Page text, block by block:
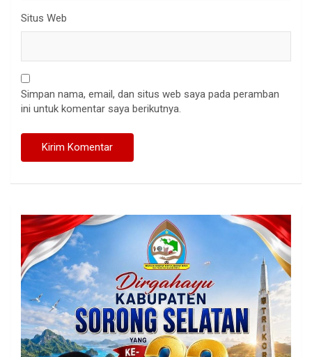
Situs Web
Simpan nama, email, dan situs web saya pada peramban
ini untuk komentar saya berikutnya.